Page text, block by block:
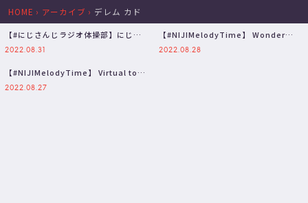
HOME › アーカイブ › デレム カド
【#にじさんじラジオ体操部】にじラ
イバー健康計画 最終日 / 2022…
2022.08.31
【#NIJIMelodyTime】 Wonder
NeverLand …
2022.08.28
【#NIJIMelodyTime】 Virtual to
LIVE 【…
2022.08.27